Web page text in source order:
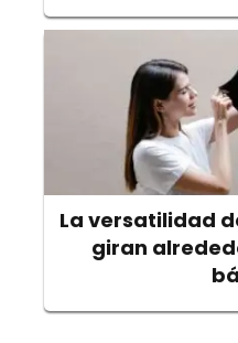
La versatilidad
giran